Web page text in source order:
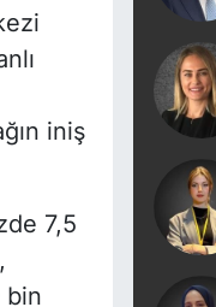
iniş
7,5
bin